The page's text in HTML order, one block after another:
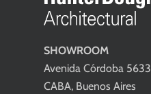
SHOWROOM
Avenida Córdoba 5633
CABA, Buenos Aires